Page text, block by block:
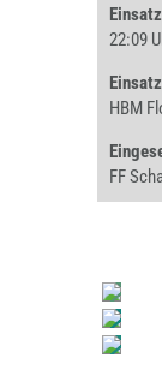
22:09
HBM
FF